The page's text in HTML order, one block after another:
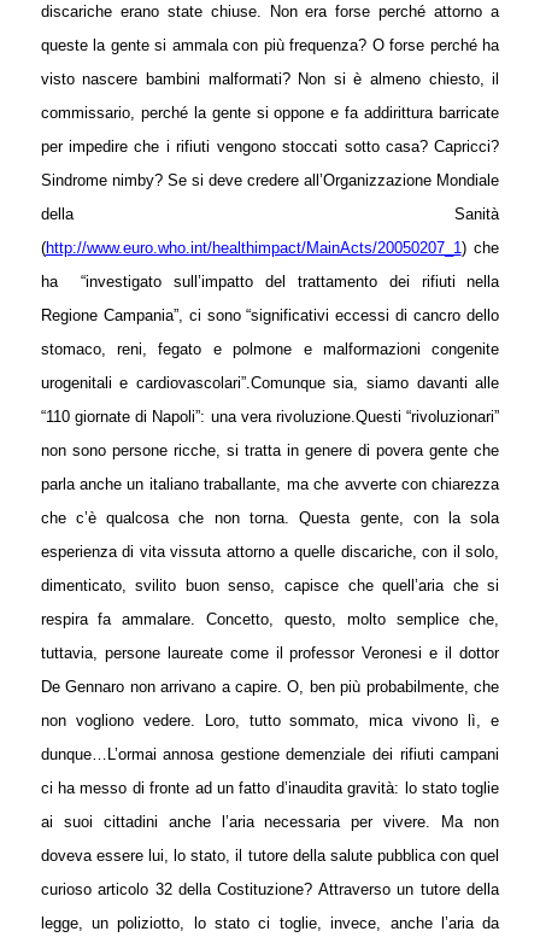
discariche erano state chiuse. Non era forse perché attorno a
queste la gente si ammala con più frequenza? O forse perché ha
visto nascere bambini malformati? Non si è almeno chiesto, il
commissario, perché la gente si oppone e fa addirittura barricate
per impedire che i rifiuti vengono stoccati sotto casa? Capricci?
Sindrome nimby? Se si deve credere all’Organizzazione Mondiale
della Sanità
(http://www.euro.who.int/healthimpact/MainActs/20050207_1) che
ha
“investigato sull’impatto del trattamento dei rifiuti nella
Regione Campania”, ci sono “significativi eccessi di cancro dello
stomaco, reni, fegato e polmone e malformazioni congenite
urogenitali e cardiovascolari”.Comunque sia, siamo davanti alle
“110 giornate di Napoli”: una vera rivoluzione.Questi “rivoluzionari”
non sono persone ricche, si tratta in genere di povera gente che
parla anche un italiano traballante, ma che avverte con chiarezza
che c’è qualcosa che non torna. Questa gente, con la sola
esperienza di vita vissuta attorno a quelle discariche, con il solo,
dimenticato, svilito buon senso, capisce che quell’aria che si
respira fa ammalare. Concetto, questo, molto semplice che,
tuttavia, persone laureate come il professor Veronesi e il dottor
De Gennaro non arrivano a capire. O, ben più probabilmente, che
non vogliono vedere.
Loro, tutto sommato, mica vivono lì, e
dunque… L’ormai annosa gestione demenziale dei rifiuti campani
ci ha messo di fronte ad un fatto d’inaudita gravità: lo stato toglie
ai suoi cittadini anche l’aria necessaria per vivere. Ma non
doveva essere lui, lo stato, il tutore della salute pubblica con quel
curioso articolo 32 della Costituzione? Attraverso un tutore della
legge, un poliziotto, lo stato ci toglie, invece, anche l’aria da